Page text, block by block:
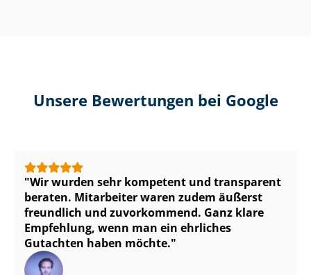
Unsere Bewertungen bei Google
Wir wurden sehr kompetent und transparent
beraten. Mitarbeiter waren zudem äußerst
freundlich und zuvorkommend. Ganz klare
Empfehlung, wenn man ein ehrliches
Gutachten haben möchte.